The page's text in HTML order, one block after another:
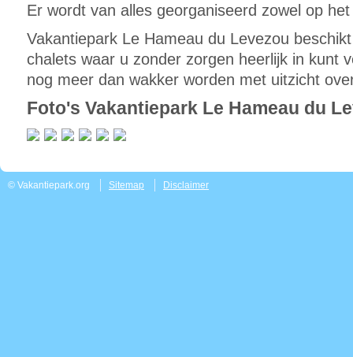
Er wordt van alles georganiseerd zowel op
Vakantiepark Le Hameau du Levezou
chalets waar u zonder zorgen heerlijk in kunt
nog meer dan wakker worden met uitzicht
Foto's Vakantiepark Le Hameau du
© Vakantiepark.org Sitemap Disclaimer